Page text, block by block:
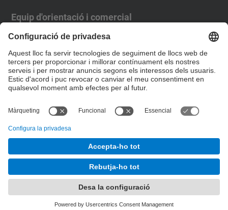
Equip d'orientació i comercial
José Luís Grande
Tel. 93 4137194
jose.luis.grande@upc.edu
Formulari de contacte
Desenvolupat amb